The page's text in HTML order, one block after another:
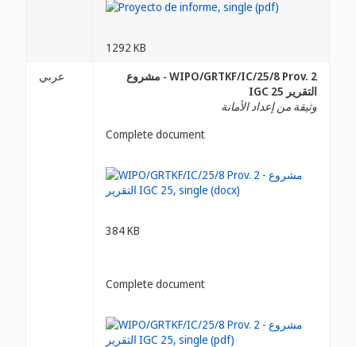
1292 KB
عربي
WIPO/GRTKF/IC/25/8 Prov. 2 - مشروع
التقرير IGC 25
وثيقة من إعداد الأمانة
Complete document
384 KB
Complete document